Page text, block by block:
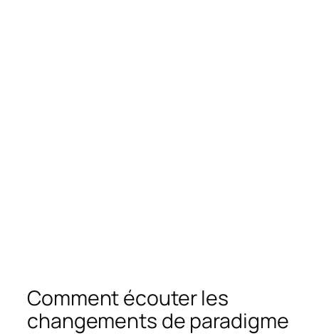
Comment écouter les
changements de paradigme